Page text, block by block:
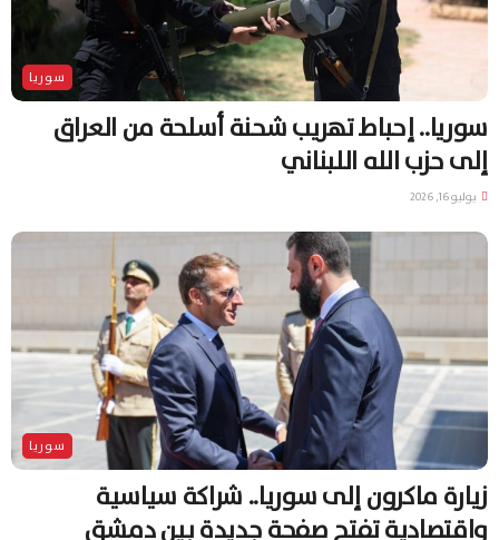
سوريا
سوريا.. إحباط تهريب شحنة أسلحة من العراق
إلى حزب الله اللبناني
يوليو 16, 2026
سوريا
زيارة ماكرون إلى سوريا.. شراكة سياسية
واقتصادية تفتح صفحة جديدة بين دمشق